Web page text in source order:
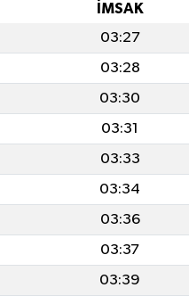
İMSAK
03:27
03:28
03:30
03:31
03:33
03:34
03:36
03:37
03:39